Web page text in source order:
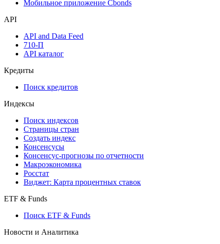
Мобильное приложение Cbonds
API
API and Data Feed
710-П
API каталог
Кредиты
Поиск кредитов
Индексы
Поиск индексов
Страницы стран
Создать индекс
Консенсусы
Консенсус-прогнозы по отчетности
Макроэкономика
Росстат
Виджет: Карта процентных ставок
ETF & Funds
Поиск ETF & Funds
Новости и Аналитика